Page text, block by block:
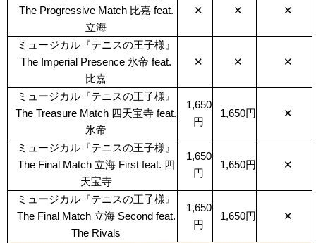
The Progressive Match 比嘉 feat.
立海
✕ ✕ ✕
ミュージカル『テニスの王子様』
The Imperial Presence 氷帝 feat.
比嘉
✕ ✕ ✕
ミュージカル『テニスの王子様』
The Treasure Match 四天宝寺 feat.
氷帝
1,650
円
1,650円 ✕
ミュージカル『テニスの王子様』
The Final Match 立海 First feat. 四
天宝寺
1,650
円
1,650円 ✕
ミュージカル『テニスの王子様』
The Final Match 立海 Second feat.
The Rivals
1,650
円
1,650円 ✕